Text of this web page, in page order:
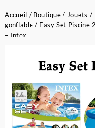
Accueil / Boutique / Jouets /
gonflable / Easy Set Piscine
– Intex